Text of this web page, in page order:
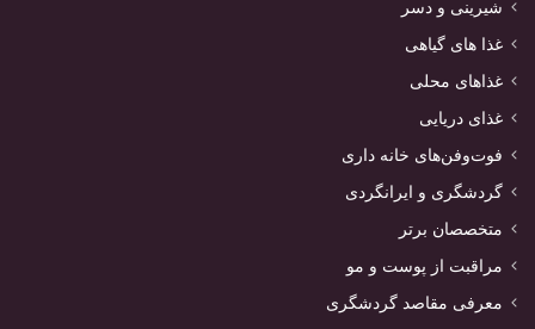
شیرینی و دسر
غذا های گیاهی
غذاهای محلی
غذای دریایی
فوت‌وفن‌های خانه داری
گردشگری و ایرانگردی
متخصصان برتر
مراقبت از پوست و مو
معرفی مقاصد گردشگری